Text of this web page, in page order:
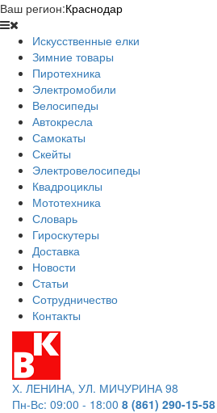
Ваш регион:Краснодар
Искусственные елки
Зимние товары
Пиротехника
Электромобили
Велосипеды
Автокресла
Самокаты
Скейты
Электровелосипеды
Квадроциклы
Мототехника
Словарь
Гироскутеры
Доставка
Новости
Статьи
Сотрудничество
Контакты
Х. ЛЕНИНА, УЛ. МИЧУРИНА 98
Пн-Вс: 09:00 - 18:00 8 (861) 290-15-58